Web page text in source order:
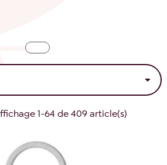

1-64 de 409 article(s)